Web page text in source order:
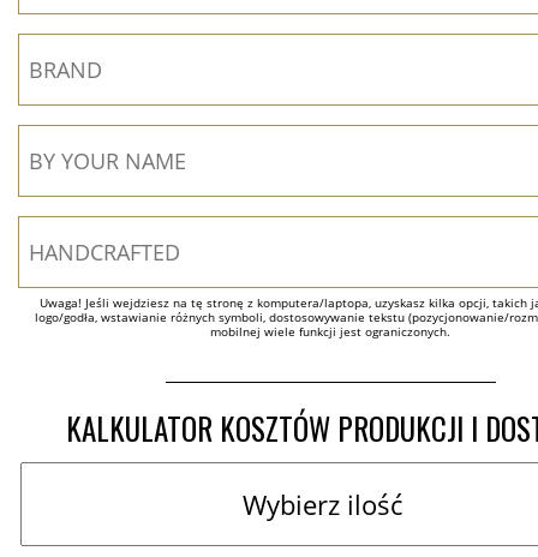
Uwaga! Jeśli wejdziesz na tę stronę z komputera/laptopa, uzyskasz kilka opcji, takich
logo/godła, wstawianie różnych symboli, dostosowywanie tekstu (pozycjonowanie/
mobilnej wiele funkcji jest ograniczonych.
KALKULATOR KOSZTÓW PRODUKCJI I